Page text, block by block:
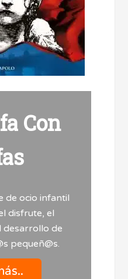
Con
de ocio infantil
disfrute, el
desarrollo de
pequeñ@s.